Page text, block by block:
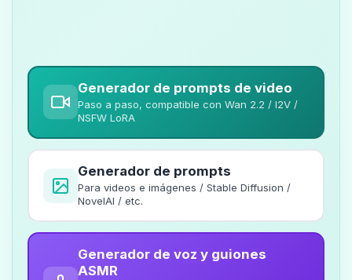
Generador de prompts de video
Paso a paso, compatible con Wan 2.2 / I2V /
NSFW LoRA
Generador de prompts
Para videos e imágenes / Stable Diffusion /
NovelAI / etc.
Generador de voz y guiones
ASMR